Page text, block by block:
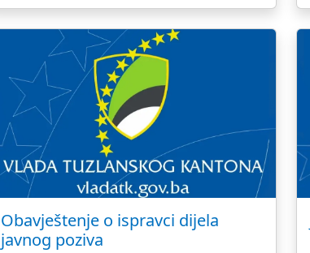
Obavještenje o ispravci dijela
javnog poziva